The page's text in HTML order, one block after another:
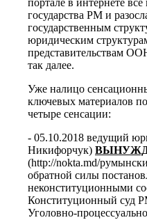
портале в интернете
государства РМ и
государственным
юридическим
представительствам
так далее.
Уже налицо
ключевых материалов
четыре сенсации:
- 05.10.2018 ведущий
Никифорчук)
(http://nokta.md/
обратной силы
неконституционными
Конституционный суд
Уголовно-